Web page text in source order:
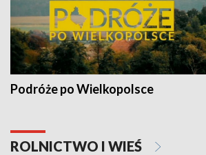
Podróże po Wielkopolsce
ROLNICTWO I WIEŚ